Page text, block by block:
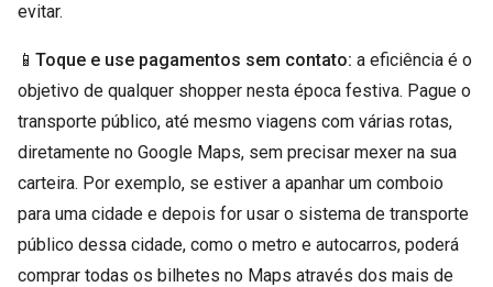
evitar.
📱 Toque e use pagamentos sem contato: a eficiência é o
objetivo de qualquer shopper nesta época festiva. Pague o
transporte público, até mesmo viagens com várias rotas,
diretamente no Google Maps, sem precisar mexer na sua
carteira. Por exemplo, se estiver a apanhar um comboio
para uma cidade e depois for usar o sistema de transporte
público dessa cidade, como o metro e autocarros, poderá
comprar todas os bilhetes no Maps através dos mais de